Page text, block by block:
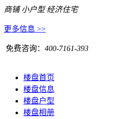
商铺 小户型 经济住宅
更多信息 >>
免费咨询： 400-7161-393
楼盘首页
楼盘信息
楼盘户型
楼盘相册